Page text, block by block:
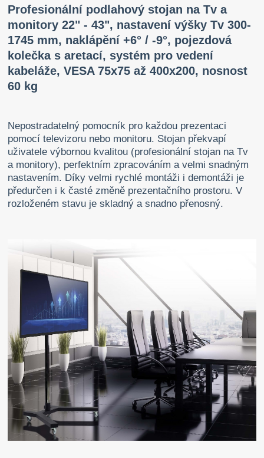
Profesionální podlahový stojan na Tv a
monitory 22" - 43", nastavení výšky Tv 300-
1745 mm, naklápění +6° / -9°, pojezdová
kolečka s aretací, systém pro vedení
kabeláže, VESA 75x75 až 400x200, nosnost
60 kg
Nepostradatelný pomocník pro každou prezentaci
pomocí televizoru nebo monitoru. Stojan překvapí
uživatele výbornou kvalitou (profesionální stojan na Tv
a monitory), perfektním zpracováním a velmi snadným
nastavením. Díky velmi rychlé montáži i demontáži je
předurčen i k časté změně prezentačního prostoru. V
rozloženém stavu je skladný a snadno přenosný.